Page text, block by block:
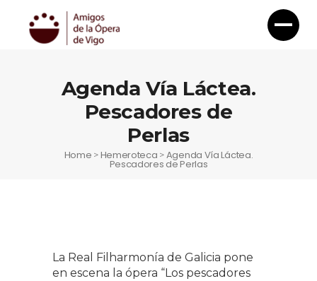
Agenda Vía Láctea.
Pescadores de
Perlas
Home >Hemeroteca >Agenda Vía Láctea.
Pescadores de Perlas
La Real Filharmonía de Galicia pone
en escena la ópera “Los pescadores